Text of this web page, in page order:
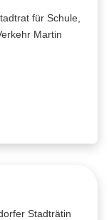
für Schule,
Martin
Stadträtin